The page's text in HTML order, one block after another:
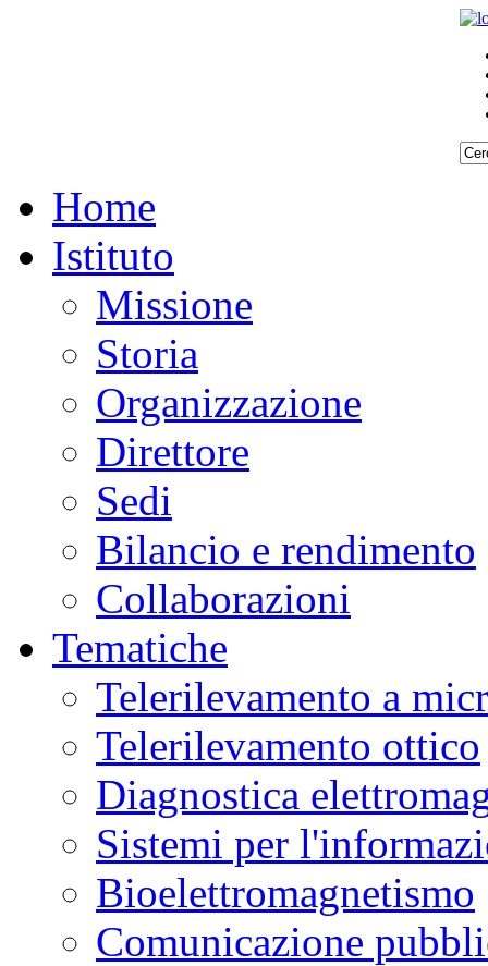
Home
Istituto
Missione
Storia
Organizzazione
Direttore
Sedi
Bilancio e rendimento
Collaborazioni
Tematiche
Telerilevamento a
Telerilevamento ottico
Diagnostica
Sistemi per
Bioelettromagnetismo
Comunicazione